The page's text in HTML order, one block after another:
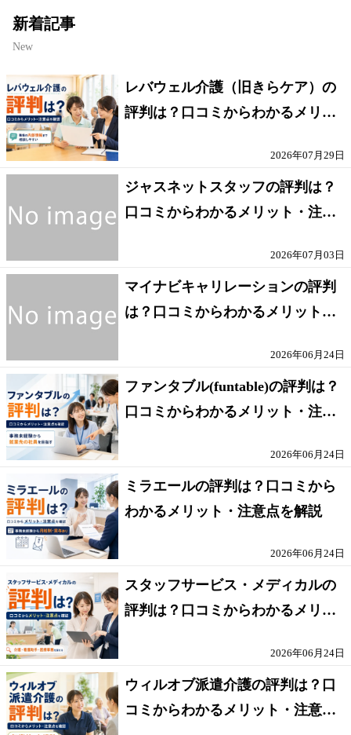
新着記事
New
レバウェル介護（旧きらケア）の
評判は？口コミからわかるメリッ
2026年07月29日
ジャスネットスタッフの評判は？
口コミからわかるメリット・注意
2026年07月03日
マイナビキャリレーションの評判
は？口コミからわかるメリット・
2026年06月24日
ファンタブル(funtable)の評判は？
口コミからわかるメリット・注意
2026年06月24日
ミラエールの評判は？口コミから
わかるメリット・注意点を解説
2026年06月24日
スタッフサービス・メディカルの
評判は？口コミからわかるメリッ
2026年06月24日
ウィルオブ派遣介護の評判は？口
コミからわかるメリット・注意点